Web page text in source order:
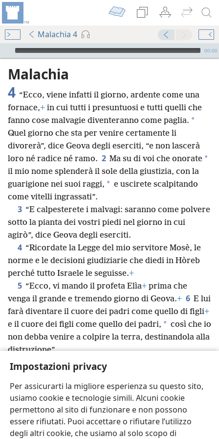
Impostazioni privacy
Per assicurarti la migliore esperienza su questo sito,
usiamo cookie e tecnologie simili. Alcuni cookie
permettono al sito di funzionare e non possono
essere rifiutati. Puoi accettare o rifiutare l’utilizzo
degli altri cookie, che usiamo al solo scopo di
Malachia 4
Audio Player
00:00
Malachia
4 “Ecco, viene infatti il giorno, ardente come una
fornace,+ in cui tutti i presuntuosi e tutti quelli che
fanno cose malvagie diventeranno come paglia. *
Quel giorno che sta per venire certamente li
divorerà”, dice Geova degli eserciti, “e non lascerà
loro né radice né ramo. 2 Ma su di voi che onorate *
il mio nome splenderà il sole della giustizia, con la
guarigione nei suoi raggi, * e uscirete scalpitando
come vitelli ingrassati”.
3 “E calpesterete i malvagi: saranno come polvere
sotto la pianta dei vostri piedi nel giorno in cui
agirò”, dice Geova degli eserciti.
4 “Ricordate la Legge del mio servitore Mosè, le
norme e le decisioni giudiziarie che diedi in Hòreb
perché tutto Israele le seguisse.+
5 “Ecco, vi mando il profeta Elìa+ prima che
venga il grande e tremendo giorno di Geova.+ 6 E lui
farà diventare il cuore dei padri come quello di figli+
e il cuore dei figli come quello dei padri, * così che io
non debba venire a colpire la terra, destinandola alla
distruzione”.
(Fine della traduzione delle Scritture Ebraico-
Aramaiche. Segue quella delle Scritture Greche
Cristiane.)